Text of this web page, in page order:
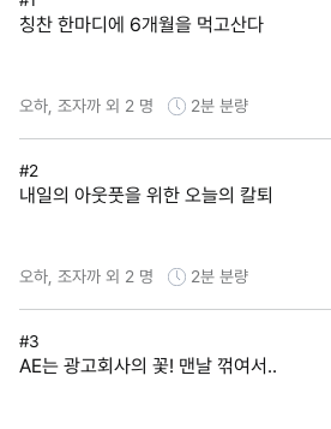
칭찬 한마디에 6개월을 먹고산다
오하, 조자까 외 2 명 2분 분량
#2
내일의 아웃풋을 위한 오늘의 칼퇴
오하, 조자까 외 2 명 2분 분량
#3
AE는 광고회사의 꽃! 맨날 꺾여서..